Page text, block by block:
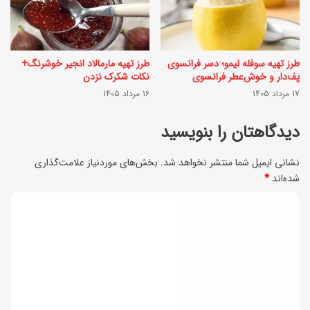
خ
ا
ص
و
م
ف
ا
و
ا
ج
؛
طرز تهیه سوفله لیمو؛ دسر فرانسوی
پف‌دار و خوش‌عطر فرانسوی
17 مرداد 1405
طرز تهیه مارمالاد انجیر خوشرنگ+
نکات شکرک نزدن
16 مرداد 1405
دیدگاهتان را بنویسید
نشانی ایمیل شما منتشر نخواهد شد. بخش‌های موردنیاز علامت‌گذاری
شده‌اند *